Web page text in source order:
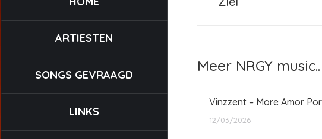
ARTIESTEN
SONGS GEVRAAGD
LINKS
bericht
Meer NRGY music..
Vinzzent – More Amor
12/03/2026